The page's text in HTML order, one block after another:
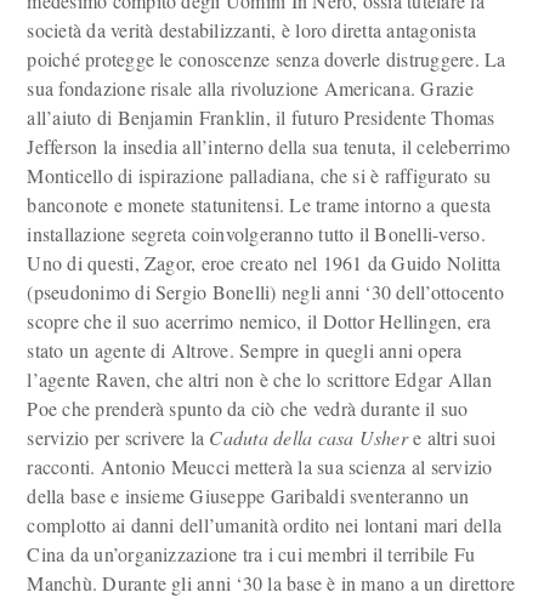
società da verità destabilizzanti, è loro diretta antagonista
poiché protegge le conoscenze senza doverle distruggere. La
sua fondazione risale alla rivoluzione Americana. Grazie
all’aiuto di Benjamin Franklin, il futuro Presidente Thomas
Jefferson la insedia all’interno della sua tenuta, il celeberrimo
Monticello di ispirazione palladiana, che si è raffigurato su
banconote e monete statunitensi. Le trame intorno a questa
installazione segreta coinvolgeranno tutto il Bonelli-verso.
Uno di questi, Zagor, eroe creato nel 1961 da Guido Nolitta
(pseudonimo di Sergio Bonelli) negli anni ‘30 dell’ottocento
scopre che il suo acerrimo nemico, il Dottor Hellingen, era
stato un agente di Altrove. Sempre in quegli anni opera
l’agente Raven, che altri non è che lo scrittore Edgar Allan
Poe che prenderà spunto da ciò che vedrà durante il suo
servizio per scrivere la Caduta della casa Ushere altri suoi
racconti. Antonio Meucci metterà la sua scienza al servizio
della base e insieme Giuseppe Garibaldi sventeranno un
complotto ai danni dell’umanità ordito nei lontani mari della
Cina da un’organizzazione tra i cui membri il terribile Fu
Manchù. Durante gli anni ‘30 la base è in mano a un direttore